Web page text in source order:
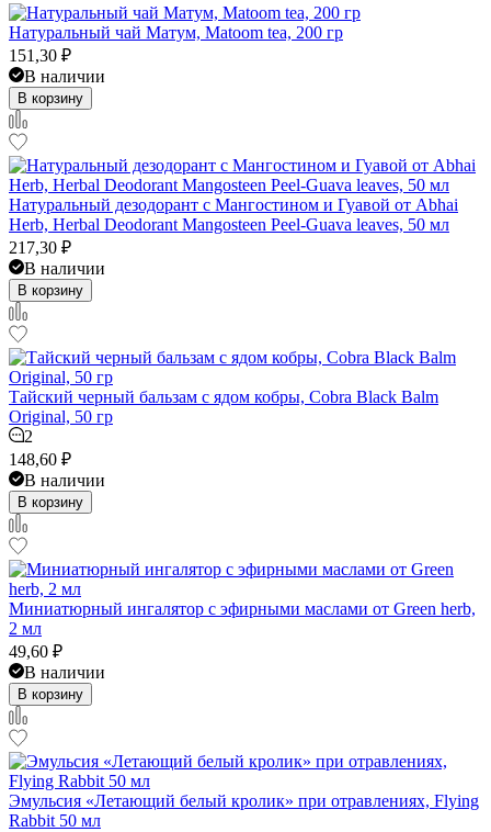
Натуральный чай Матум, Matoom tea, 200 гр
151,30 ₽
В наличии
В корзину
Натуральный дезодорант с Мангостином и Гуавой от Abhai
Herb, Herbal Deodorant Mangosteen Peel-Guava leaves, 50 мл
217,30 ₽
В наличии
В корзину
Тайский черный бальзам с ядом кобры, Cobra Black Balm
Original, 50 гр
2
148,60 ₽
В наличии
В корзину
Миниатюрный ингалятор с эфирными маслами от Green herb,
2 мл
49,60 ₽
В наличии
В корзину
Эмульсия «Летающий белый кролик» при отравлениях, Flying
Rabbit 50 мл